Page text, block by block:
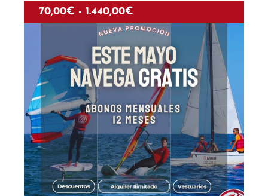
70,00€ - 1.440,00€